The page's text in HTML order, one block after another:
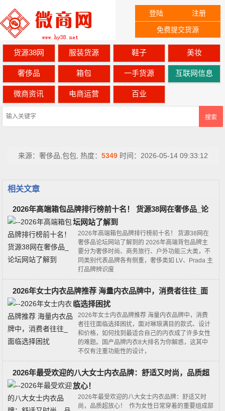
登陆 注册
免费提交货源
货源38网 服装货源 鞋子 美妆
奢侈品 箱包 一手货源 互联网信息
微商资讯 电商运营 百业
搜索
来源：奢侈品,包包,热度：5349 时间： 2026-05-14 09:33:12
相关文章
2026年高端箱包品牌排行榜前十名！ 货源38网在奢侈品_论
坛网站了解到
2026年高端箱包品牌排行榜前十名！ 货源38网在
奢侈品论坛网站了解到的 2026年高端背包品牌主
要分为奢侈时尚、商务旅行、户外功能三大类‌，不
同类别代表品牌各有侧重，奢侈类如 LV、Prada 主
打品牌辨识度
2026年女士内衣品牌推荐 海量内衣品牌中，消费者往往_面
临选择困扰
2026年女士内衣品牌推荐 海量内衣品牌中，消费
者往往面临选择困扰，面对琳琅满目的款式、设计
和价格，如何找到最适合自己的内衣成了许多女性
的难题。国产品牌内衣8大排名为你解惑，这其中
不仅有注重功能性的设计，
2026年最受欢迎的八大女士内衣品牌：舒适又时尚，品质超
放心！
2026年最受欢迎的八大女士内衣品牌：舒适又时
尚，品质超放心！ 作为女性日常穿着的重要组成部